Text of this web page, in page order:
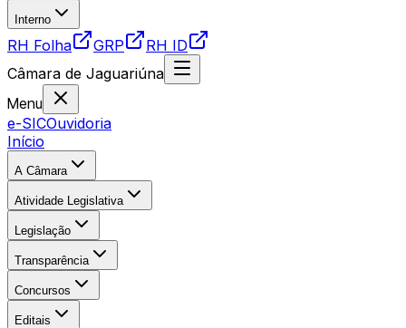
Interno
RH Folha GRP
RH ID
Câmara de Jaguariúna
Menu
e-SICOuvidoria
Início
A Câmara
Atividade Legislativa
Legislação
Transparência
Concursos
Editais